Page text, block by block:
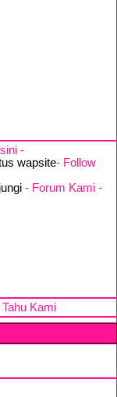
-
wapsite- Follow
- Forum Kami -
Tahu Kami